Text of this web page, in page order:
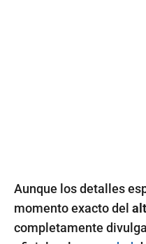
Aunque los detalles
momento exacto del
completamente